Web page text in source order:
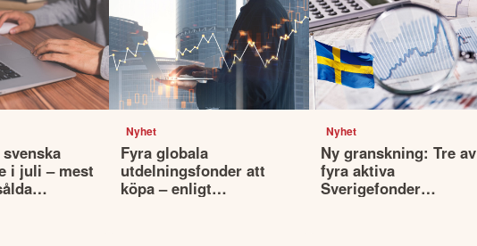
i juli – mest
Nyhet
Fyra globala
utdelningsfonder att
köpa – enligt
Nyhet
Ny granskning: Tre av
fyra aktiva
Sverigefonder